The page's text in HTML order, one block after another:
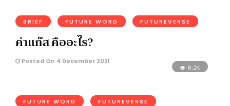
BRIEF FUTURE WORD FUTUREVERSE
ค่าแก๊ส คืออะไร?
Posted On 4 December 2021
6.2K
FUTURE WORD FUTUREVERSE